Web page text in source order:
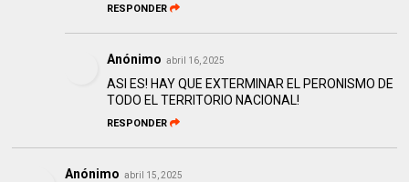
RESPONDER
Anónimo abril 16, 2025
ASI ES! HAY QUE EXTERMINAR EL PERONISMO DE
TODO EL TERRITORIO NACIONAL!
RESPONDER
Anónimo abril 15, 2025